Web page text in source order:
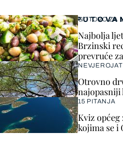
GOTOVO ZA
Najbolja
Brzinski
prevruće
Otrovno
najopasniji
15 PITANJA
Kviz
kojima se i